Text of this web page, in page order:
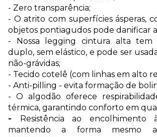
- Zero transparência;
- O atrito com superfícies ásperas,
objetos pontiagudos pode danificar
- Nossa legging cintura alta tem
duplo, sem elástico, e pode ser
não-grávidas;
- Tecido cotelê (com linhas em alto
- Anti-pilling - evita formação de
- O algodão oferece
térmica, garantindo conforto em
-
Resistência ao encolhimento
mantendo a forma mesmo